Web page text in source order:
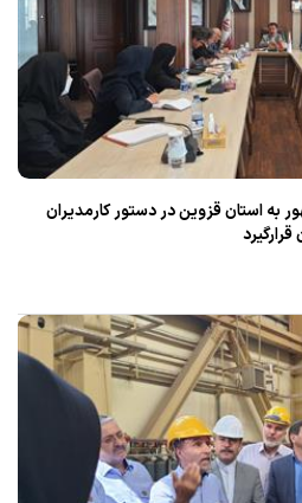
استان قزوین در دستور كارمدیران